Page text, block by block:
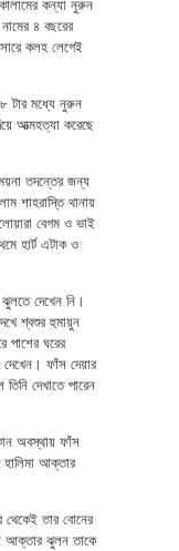
কন্যা নুরুন
৪ বছরের
কলহ লেগেই
টার মধ্যে নুরুন
আত্মহত্যা করেছে
তদন্তের জন্য
শাহরাস্তি থানায়
বেগম ও ভাই
হার্ট এটাক ও
দেখেন নি।
শ্বশুর হুমায়ুন
পাশের ঘরের
ফাঁস দেয়ার
দেখাতে পারেন
অবস্থায় ফাঁস
আক্তার
থেকেই তার বোনের
আক্তার ঝুলন তাকে